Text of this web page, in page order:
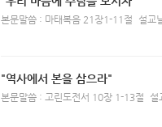
본문말씀 : 마태복음 21장1-11절 설교
"역사에서 본을 삼으라"
본문말씀 : 고린도전서 10장 1-13절 설